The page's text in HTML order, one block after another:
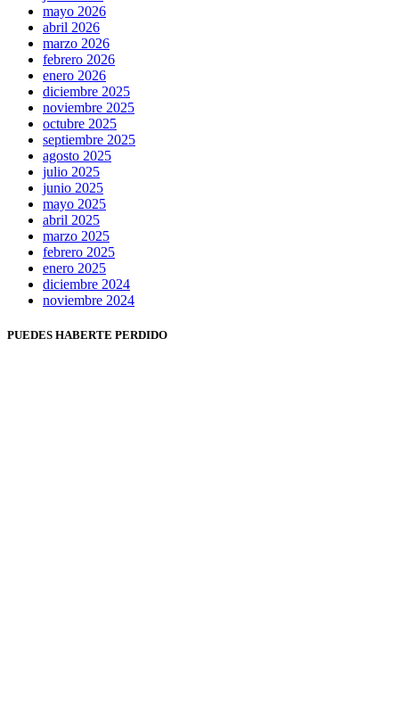
mayo 2026
abril 2026
marzo 2026
febrero 2026
enero 2026
diciembre 2025
noviembre 2025
octubre 2025
septiembre 2025
agosto 2025
julio 2025
junio 2025
mayo 2025
abril 2025
marzo 2025
febrero 2025
enero 2025
diciembre 2024
noviembre 2024
PUEDES HABERTE PERDIDO